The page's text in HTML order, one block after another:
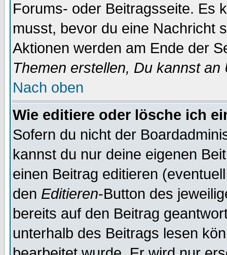
Forums- oder Beitragsseite. Es
musst, bevor du eine Nachricht
Aktionen werden am Ende der
Themen erstellen, Du kannst
Nach oben
Wie editiere oder lösche ich
Sofern du nicht der
kannst du nur deine eigenen
einen Beitrag editieren
den Editieren-Button des
bereits auf den Beitrag
unterhalb des Beitrags lesen